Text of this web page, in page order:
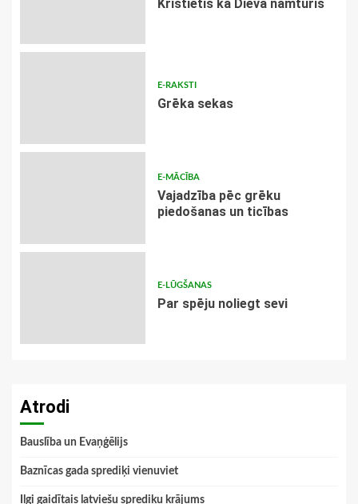
Kristietis kā Dieva namturis
E-RAKSTI
Grēka sekas
E-MĀCĪBA
Vajadzība pēc grēku
piedošanas un ticības
E-LŪGŠANAS
Par spēju noliegt sevi
Atrodi
Bauslība un Evaņģēlijs
Baznīcas gada sprediķi vienuviet
Ilgi gaidītais latviešu sprediķu krājums